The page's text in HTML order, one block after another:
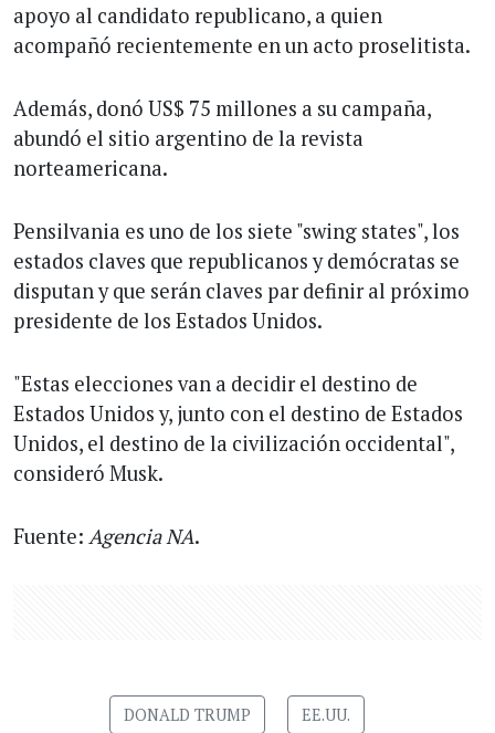
apoyo al candidato republicano, a quien
acompañó recientemente en un acto proselitista.
Además, donó US$ 75 millones a su campaña,
abundó el sitio argentino de la revista
norteamericana.
Pensilvania es uno de los siete "swing states", los
estados claves que republicanos y demócratas se
disputan y que serán claves par definir al próximo
presidente de los Estados Unidos.
"Estas elecciones van a decidir el destino de
Estados Unidos y, junto con el destino de Estados
Unidos, el destino de la civilización occidental",
consideró Musk.
Fuente: Agencia NA.
DONALD TRUMP EE.UU.